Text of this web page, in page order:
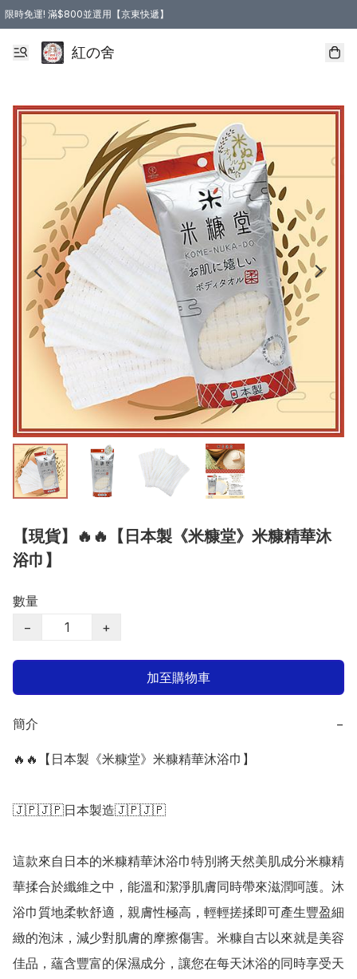
限時免運! 滿$800並選用【京東快遞】
紅の舍
【現貨】🔥🔥【日本製《米糠堂》米糠精華沐
浴巾】
數量
−
+
加至購物車
簡介 −
🔥🔥【日本製《米糠堂》米糠精華沐浴巾】
🇯🇵🇯🇵日本製造🇯🇵🇯🇵
這款來自日本的米糠精華沐浴巾特別將天然美肌成分米糠精
華揉合於纖維之中，能溫和潔淨肌膚同時帶來滋潤呵護。沐
浴巾質地柔軟舒適，親膚性極高，輕輕搓揉即可產生豐盈細
緻的泡沫，減少對肌膚的摩擦傷害。米糠自古以來就是美容
佳品，蘊含豐富的保濕成分，讓您在每天沐浴的同時享受天